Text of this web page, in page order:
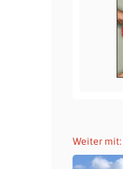
Weiter mit: